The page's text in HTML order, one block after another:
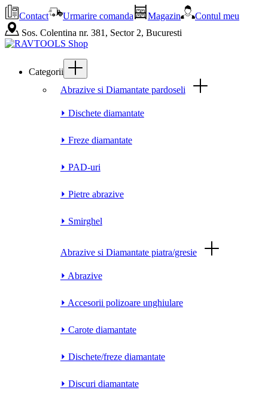
Contact Urmarire comanda Magazin
Contul meu
Sos. Colentina nr. 381, Sector 2, Bucuresti
Categorii
Abrazive si Diamantate pardoseli
⏵ Dischete diamantate
⏵ Freze diamantate
⏵ PAD-uri
⏵ Pietre abrazive
⏵ Smirghel
Abrazive si Diamantate piatra/gresie
⏵ Abrazive
⏵ Accesorii polizoare unghiulare
⏵ Carote diamantate
⏵ Dischete/freze diamantate
⏵ Discuri diamantate